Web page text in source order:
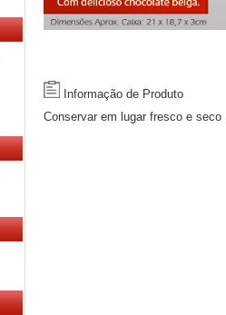
Informação de Produto
Conservar em lugar fresco e seco